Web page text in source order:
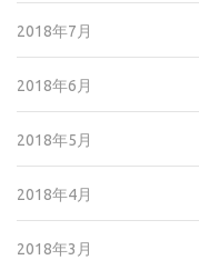
2018年7月
2018年6月
2018年5月
2018年4月
2018年3月